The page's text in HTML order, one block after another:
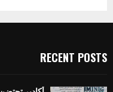
RECENT POSTS